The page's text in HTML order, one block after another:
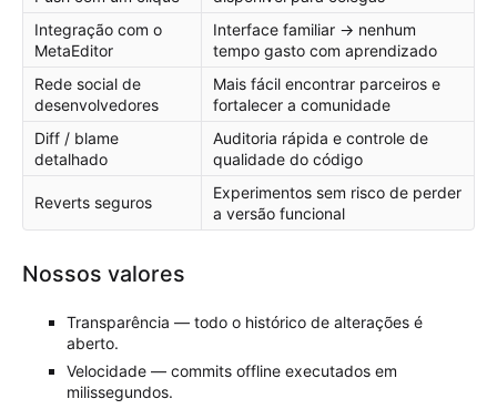
Integração com o
MetaEditor
Interface familiar → nenhum
tempo gasto com aprendizado
Rede social de
desenvolvedores
Mais fácil encontrar parceiros e
fortalecer a comunidade
Diff / blame
detalhado
Auditoria rápida e controle de
qualidade do código
Reverts seguros
Experimentos sem risco de perder
a versão funcional
Nossos valores
Transparência — todo o histórico de alterações é
aberto.
Velocidade — commits offline executados em
milissegundos.